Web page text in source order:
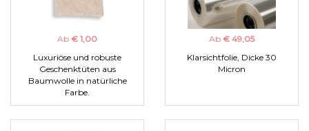
Ab € 1,00
Luxuriöse und robuste
Geschenktüten aus
Baumwolle in natürliche
Farbe.
Ab € 49,05
Klarsichtfolie, Dicke 30
Micron